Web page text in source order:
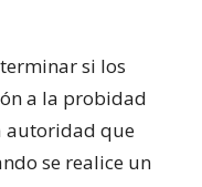
si los
a la probidad
autoridad que
se realice un